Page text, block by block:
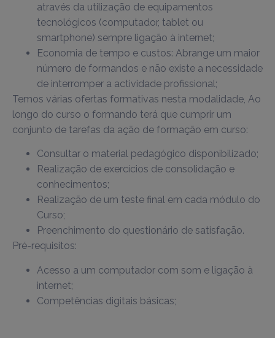
através da utilização de equipamentos
tecnológicos (computador, tablet ou
smartphone) sempre ligação à internet;
Economia de tempo e custos: Abrange um maior
número de formandos e não existe a necessidade
de interromper a actividade profissional;
Temos várias ofertas formativas nesta modalidade, Ao
longo do curso o formando terá que cumprir um
conjunto de tarefas da ação de formação em curso:
Consultar o material pedagógico disponibilizado;
Realização de exercícios de consolidação e
conhecimentos;
Realização de um teste final em cada módulo do
Curso;
Preenchimento do questionário de satisfação.
Pré-requisitos:
Acesso a um computador com som e ligação à
internet;
Competências digitais básicas;